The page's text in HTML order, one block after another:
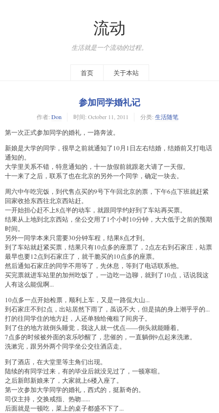
流动
生活就是一个流动的过程。
首页 关于本站
参加同学婚礼记
作者: Don 时间: October 11, 2011 分类: 生活随笔
第一次正式参加同学的婚礼，一路奔波。
新娘是大学的同学，很早之前就通知了10月1日左右结婚，结婚前又打电话
通知的。
大学里关系不错，特意通知的，十一放假前就跟老大请了一天假。
十一来了之后，联系了也在北京的另外一个同学，确定一块去。
周六中午吃完饭，到代售点买的9号下午回北京的票，下午6点下班就赶紧
回家收拾东西往北京西站赶。
一开始担心赶不上8点半的动车，就跟同学约好到了车站再买票。
结果从上地到北京西站，坐公交用了1个小时10分钟，大大低于之前的预期
时间。
另外一同学本来只需要30分钟车程，结果8点才到。
到了车站就赶紧买票，结果只有10点多的座票了，2点左右到石家庄，站票
最早也要12点到石家庄了，就干脆买的10点多的座票。
然后通知石家庄的同学不用等了，先休息，等到了电话联系他。
买完票就进车站里的加州吃饭了，一边吃一边聊，就到了10点，话说我这
人有这么能侃啊...
10点多一点开始检票，顺利上车，又是一路侃大山...
到石家庄不到2点，出站居然下雨了，虽说不大，但是搞的身上潮乎乎的...
打的往同学住的地方赶，人还单独给俺租了间房子。
到了住的地方就倒头睡觉，我这人就一优点——倒头就能睡着。
7点多的时候被外面的哀乐吵醒了，悲催的，一直躺倒9点起来洗漱。
洗漱完，跟另外两个同学坐公交往酒店走。
到了酒店，在大堂里等主角们出现。
陆续的有同学过来，有的毕业后就没见过了，一顿寒暄。
之后新郎新娘来了，大家就上6楼入座了。
第一次参加大学同学的婚礼，西式的，挺新奇的。
司仪主持，交换戒指、热吻......
后面就是一顿吃，菜上的桌子都盛不下了...